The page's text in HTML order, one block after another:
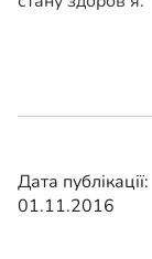
Дата публікації:
01.11.2016